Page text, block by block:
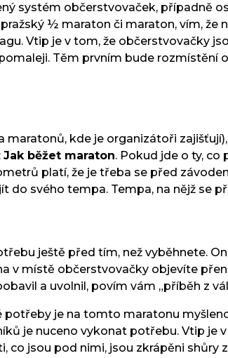
systém občerstvovaček, případně
½ maraton či maraton, vím, že
Vtip je v tom, že občerstvovačky
Těm prvním bude
kde je organizátoři
Jak běžet maraton. Pokud jde o ty,
platí, že je třeba se před
svého tempa. Tempa, na nějž se
ještě před tím, než vyběhnete.
v místě občerstvovačky objevíte
a uvolnil, povím vám „příběh z
je na tomto maratonu
je nuceno vykonat potřebu. Vtip
co jsou pod nimi, jsou zkrápěni shůry